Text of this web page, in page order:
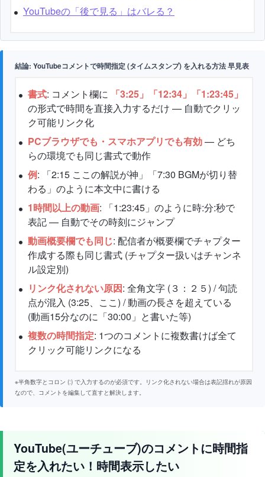
YouTubeの「後で見る」はバレる？
結論: YouTubeコメントで時間指定 (タイムスタンプ) を入れる方法 早見表
書式: コメント欄に
「3:25」「12:34」「1:23:45」
の形式で時間を直接入力するだけ — 自動でクリッ
ク可能リンク化
PCブラウザでも・スマホアプリでも有効— どち
らの環境でも同じ書式で動作
例: 「2:15 ここの解説が神」「7:30 BGMが切り替
わる」のように本文中に書ける
1時間以上の動画: 「1:23:45」のように時:分:秒で
表記 — 自動でその時刻にジャンプ
動画概要欄でも同じ: 配信者が概要欄でチャプター
作成する際も同じ書式 (チャプター扱いはチャンネ
ル設定別)
リンク化されない原因: 全角文字 (３：２５) / 句読
点が混入 (3:25、ここ) / 動画の長さを超えている
(動画15分なのに「30:00」と書いた等)
複数の時間指定: 1つのコメントに複数書けば全て
クリック可能リンクになる
※半角数字とコロン (:) で入力するのが必須です。リンク化されない場合は表記揺れが原因
なので、コメントを編集して直すと解決します。
YouTube(ユーチューブ)のコメントに時間指
定を入れたい！時間表示したい